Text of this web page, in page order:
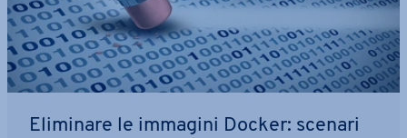
Eliminare le immagini Docker: scenari